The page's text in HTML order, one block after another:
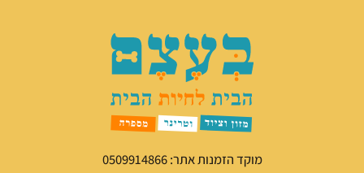
מוקד הזמנות אתר: 0509914866